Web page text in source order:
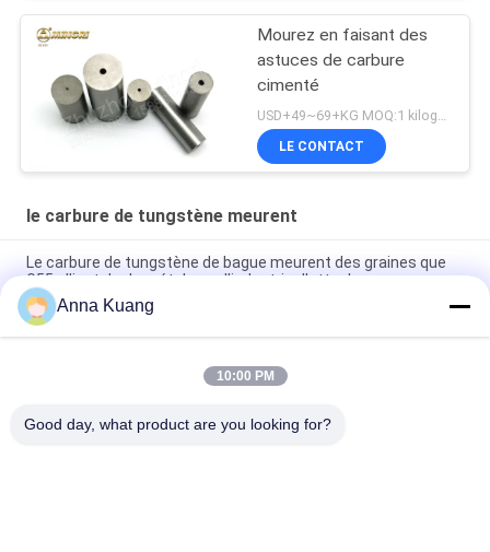
Mourez en faisant des
astuces de carbure
cimenté
LE CONTACT
le carbure de tungstène meurent
Le carbure de tungstène de bague meurent des graines que
G55 allient dur le métal pour l'industrie d'attache
Matrice cimentée de carbure de tungstène pour les moules
se dirigeants froids de estampillage de poinçon
Le carbure de tungstène se dirigeant froid meurent en
Anna Kuang
10:00 PM
Good day, what product are you looking for?